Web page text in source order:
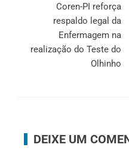
Coren-PI reforça
respaldo legal da
Enfermagem na
realização do Teste do
Olhinho
DEIXE UM